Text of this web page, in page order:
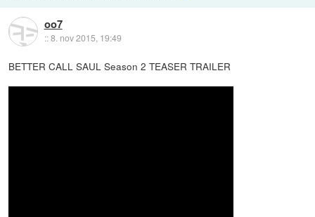
oo7
::8. nov 2015, 19:49
BETTER CALL SAUL Season 2 TEASER TRAILER